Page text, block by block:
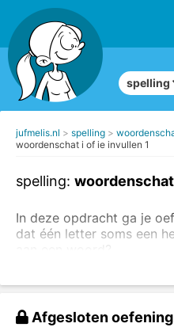
spelling
jufmelis.nl spelling
woordenschat i of ie invullen 1
spelling:
In deze opdracht ga je
dat één letter soms een
zit of ziet
Afgesloten